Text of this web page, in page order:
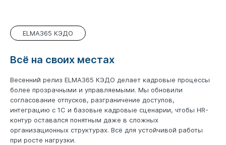
ELMA365 КЭДО
Всё на своих местах
Весенний релиз ELMA365 КЭДО делает кадровые процессы
более прозрачными и управляемыми. Мы обновили
согласование отпусков, разграничение доступов,
интеграцию с 1С и базовые кадровые сценарии, чтобы HR-
контур оставался понятным даже в сложных
организационных структурах. Всё для устойчивой работы
при росте нагрузки.